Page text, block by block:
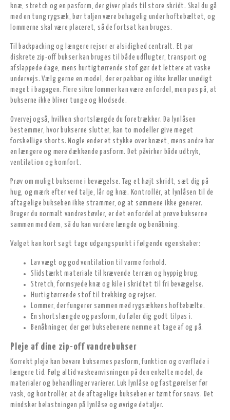
knæ, stretch og en pasform, der giver plads til store skridt. Skal du gå
med en tung rygsæk, bør taljen være behagelig under hoftebæltet, og
lommerne skal være placeret, så de fortsat kan bruges.
Til backpacking og længere rejser er alsidighed centralt. Et par
diskrete zip-off bukser kan bruges til både udflugter, transport og
afslappede dage, mens hurtigtørrende stof gør det lettere at vaske
undervejs. Vælg gerne en model, der er pakbar og ikke krøller unødigt
meget i bagagen. Flere sikre lommer kan være en fordel, men pas på, at
bukserne ikke bliver tunge og klodsede.
Overvej også, hvilken shortslængde du foretrækker. Da lynlåsen
bestemmer, hvor bukserne slutter, kan to modeller give meget
forskellige shorts. Nogle ender et stykke over knæet, mens andre har
en længere og mere dækkende pasform. Det påvirker både udtryk,
ventilation og komfort.
Prøv om muligt bukserne i bevægelse. Tag et højt skridt, sæt dig på
hug, og mærk efter ved talje, lår og knæ. Kontrollér, at lynlåsen til de
aftagelige bukseben ikke strammer, og at sømmene ikke generer.
Bruger du normalt vandrestøvler, er det en fordel at prøve bukserne
sammen med dem, så du kan vurdere længde og benåbning.
Valget kan kort sagt tage udgangspunkt i følgende egenskaber:
Lav vægt og god ventilation til varme forhold.
Slidstærkt materiale til krævende terræn og hyppig brug.
Stretch, formsyede knæ og kile i skridtet til fri bevægelse.
Hurtigtørrende stof til trekking og rejser.
Lommer, der fungerer sammen med rygsækkens hoftebælte.
En shortslængde og pasform, du føler dig godt tilpas i.
Benåbninger, der gør buksebenene nemme at tage af og på.
Pleje af dine zip-off vandrebukser
Korrekt pleje kan bevare buksernes pasform, funktion og overflade i
længere tid. Følg altid vaskeanvisningen på den enkelte model, da
materialer og behandlinger varierer. Luk lynlåse og fastgørelser før
vask, og kontrollér, at de aftagelige bukseben er tømt for snavs. Det
mindsker belastningen på lynlåse og øvrige detaljer.